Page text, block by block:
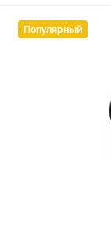
Популярный